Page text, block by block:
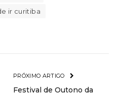
ir curitiba
PRÓXIMO ARTIGO
Festival de Outono da